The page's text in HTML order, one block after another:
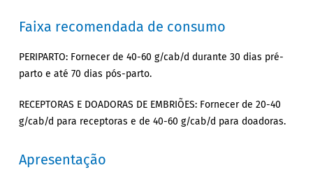
Faixa recomendada de consumo
PERIPARTO: Fornecer de 40-60 g/cab/d durante 30 dias pré-
parto e até 70 dias pós-parto.
RECEPTORAS E DOADORAS DE EMBRIÕES: Fornecer de 20-40
g/cab/d para receptoras e de 40-60 g/cab/d para doadoras.
Apresentação